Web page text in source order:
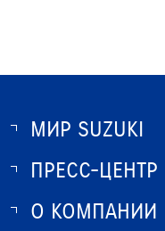
МИР SUZUKI
О SUZUKI
ПРЕСС-ЦЕНТР
НОВОСТИ
О КОМПАНИИ